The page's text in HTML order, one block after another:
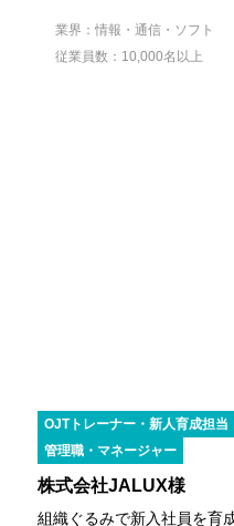
業界：情報・通信・ソフト
従業員数：10,000名以上
OJTトレーナー・新人育成担当
管理職・マネージャー
株式会社JALUX様
組織ぐるみで新入社員を育